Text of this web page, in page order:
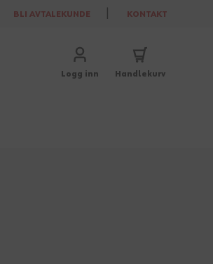
BLI AVTALEKUNDE KONTAKT
Logg inn Handlekurv